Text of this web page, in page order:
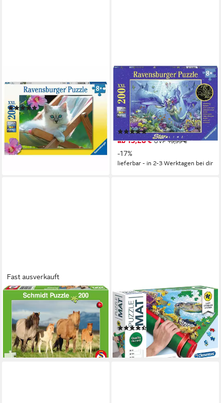
Puzzle Weißes Kätzchen, 200
Puzzleteile
(1)
ab 18,34 €
lieferbar - in 2-3 Werktagen bei dir
RAVENSBURGER
Puzzle Leuchtendes
Unterwasserparadies, 200
Puzzleteile, leuchtet im
Dunkeln, Made in Germany
(33)
ab 13,28 € UVP15,99 €
-17%
lieferbar - in 2-3 Werktagen bei dir
Fast ausverkauft
SCHMIDT SPIELE
Teile, Puzzleteile
16,58 €
lieferbar - in 9-11 Werktagen bei
dir
CLEMENTONI®
Puzzleunterlage Puzzle Mat,
zum Rollen
(346)
28,61 €
lieferbar - in 7-9 Werktagen bei dir